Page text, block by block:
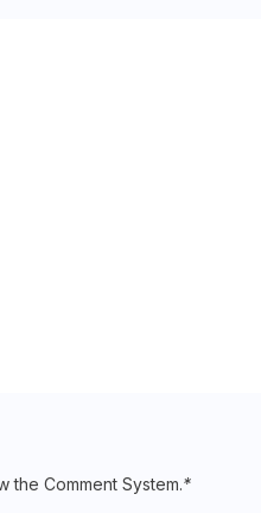
the Comment System.*